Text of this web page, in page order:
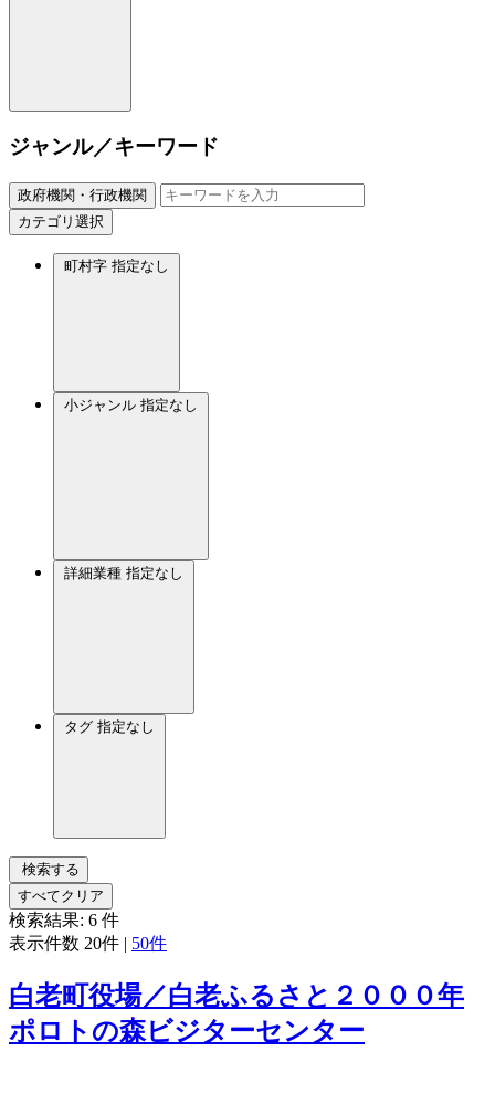
ジャンル／キーワード
政府機関・行政機関
カテゴリ選択
町村字 指定なし
小ジャンル 指定なし
詳細業種 指定なし
タグ 指定なし
検索する
すべてクリア
検索結果: 6 件
表示件数 20件 | 50件
白老町役場／白老ふるさと２０００年
ポロトの森ビジターセンター